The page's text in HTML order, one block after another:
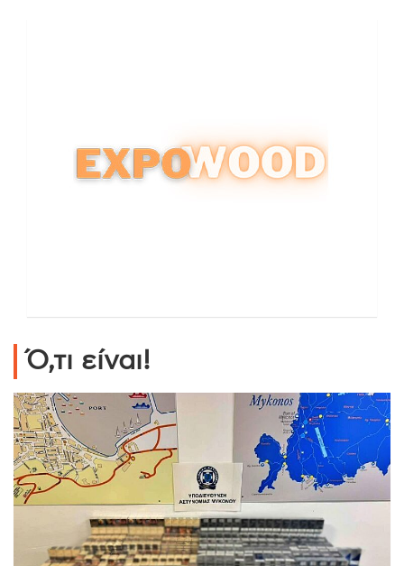
Ό,τι είναι!